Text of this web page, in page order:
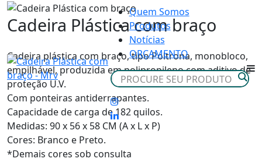
Quem Somos
Produtos
Notícias
ORÇAMENTO
Cadeira Plástica com braço
Cadeira plástica com braço, tipo Poltrona, monobloco,
empilhável, produzida em polipropileno com aditivo de
proteção U.V.
Com ponteiras antiderrapantes.
Capacidade de carga de 182 quilos.
Medidas: 90 x 56 x 58 CM (A x L x P)
Cores: Branco e Preto.
*Demais cores sob consulta